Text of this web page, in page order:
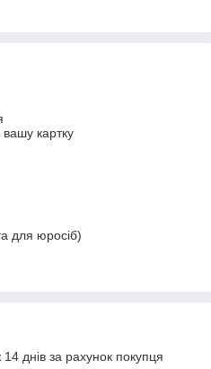
картку
для юросіб)
днів за рахунок покупця